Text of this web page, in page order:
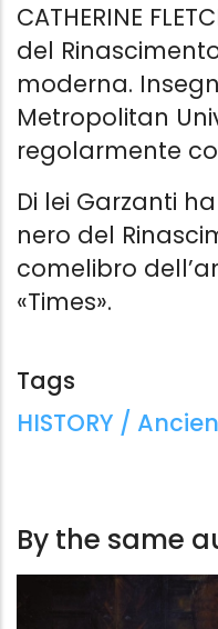
CATHERINE
del
moderna.
Metropolitan
regolarmente
Di lei Garzanti
nero del
comelibro
«Times».
Tags
Tags:
HISTORY /
By the same
IL PRINCIPE
FIRENZE
Catherine Fletcher
Newton Compton
6.99 €